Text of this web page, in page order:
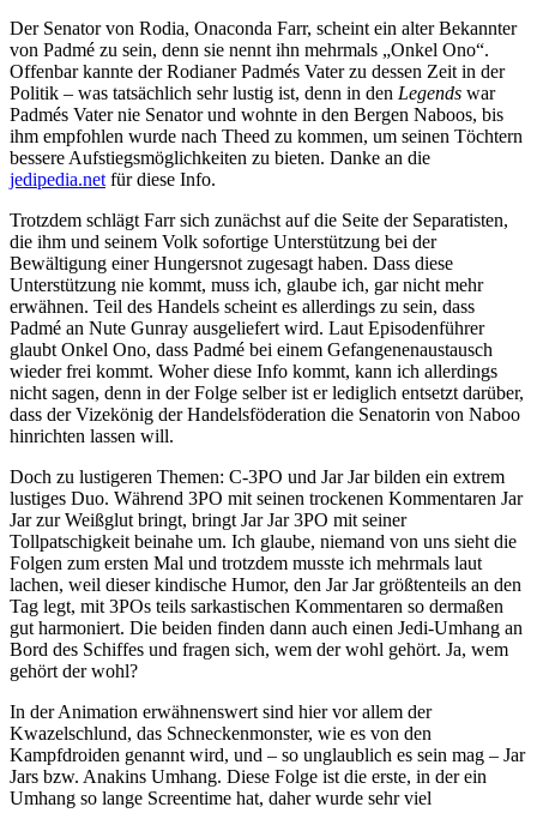
Der Senator von Rodia, Onaconda Farr, scheint ein alter Bekannter
von Padmé zu sein, denn sie nennt ihn mehrmals „Onkel Ono“.
Offenbar kannte der Rodianer Padmés Vater zu dessen Zeit in der
Politik – was tatsächlich sehr lustig ist, denn in den Legends war
Padmés Vater nie Senator und wohnte in den Bergen Naboos, bis
ihm empfohlen wurde nach Theed zu kommen, um seinen Töchtern
bessere Aufstiegsmöglichkeiten zu bieten. Danke an die
jedipedia.netfür diese Info.
Trotzdem schlägt Farr sich zunächst auf die Seite der Separatisten,
die ihm und seinem Volk sofortige Unterstützung bei der
Bewältigung einer Hungersnot zugesagt haben. Dass diese
Unterstützung nie kommt, muss ich, glaube ich, gar nicht mehr
erwähnen. Teil des Handels scheint es allerdings zu sein, dass
Padmé an Nute Gunray ausgeliefert wird. Laut Episodenführer
glaubt Onkel Ono, dass Padmé bei einem Gefangenenaustausch
wieder frei kommt. Woher diese Info kommt, kann ich allerdings
nicht sagen, denn in der Folge selber ist er lediglich entsetzt darüber,
dass der Vizekönig der Handelsföderation die Senatorin von Naboo
hinrichten lassen will.
Doch zu lustigeren Themen: C-3PO und Jar Jar bilden ein extrem
lustiges Duo. Während 3PO mit seinen trockenen Kommentaren Jar
Jar zur Weißglut bringt, bringt Jar Jar 3PO mit seiner
Tollpatschigkeit beinahe um. Ich glaube, niemand von uns sieht die
Folgen zum ersten Mal und trotzdem musste ich mehrmals laut
lachen, weil dieser kindische Humor, den Jar Jar größtenteils an den
Tag legt, mit 3POs teils sarkastischen Kommentaren so dermaßen
gut harmoniert. Die beiden finden dann auch einen Jedi-Umhang an
Bord des Schiffes und fragen sich, wem der wohl gehört. Ja, wem
gehört der wohl?
In der Animation erwähnenswert sind hier vor allem der
Kwazelschlund, das Schneckenmonster, wie es von den
Kampfdroiden genannt wird, und – so unglaublich es sein mag – Jar
Jars bzw. Anakins Umhang. Diese Folge ist die erste, in der ein
Umhang so lange Screentime hat, daher wurde sehr viel